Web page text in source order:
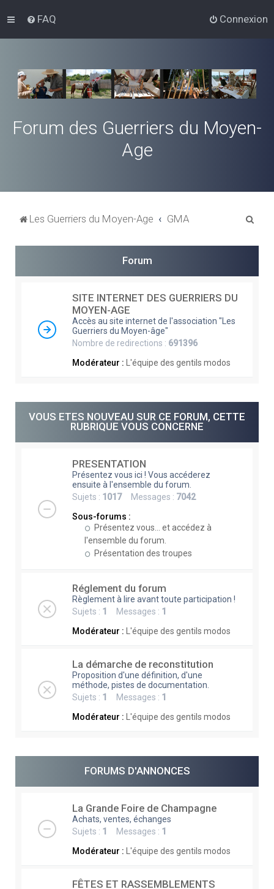
FAQ Connexion
Forum des Guerriers du Moyen-
Age
Les Guerriers du Moyen-Age GMA
Forum
SITE INTERNET DES GUERRIERS DU
MOYEN-AGE
Accès au site internet de l'association "Les
Guerriers du Moyen-âge"
Nombre de redirections : 691396
Modérateur :
L'équipe des gentils modos
VOUS ETES NOUVEAU SUR CE FORUM, CETTE
RUBRIQUE VOUS CONCERNE
PRESENTATION
Présentez vous ici ! Vous accéderez
ensuite à l'ensemble du forum.
Sujets : 1017Messages : 7042
Sous-forums :
Présentez vous... et accédez à
l'ensemble du forum.
Présentation des troupes
Réglement du forum
Règlement à lire avant toute participation !
Sujets : 1 Messages : 1
Modérateur :
L'équipe des gentils modos
La démarche de reconstitution
Proposition d'une définition, d'une
méthode, pistes de documentation.
Sujets : 1 Messages : 1
Modérateur :
L'équipe des gentils modos
FORUMS D'ANNONCES
La Grande Foire de Champagne
Achats, ventes, échanges
Sujets : 1 Messages : 1
Modérateur :
L'équipe des gentils modos
FÊTES ET RASSEMBLEMENTS